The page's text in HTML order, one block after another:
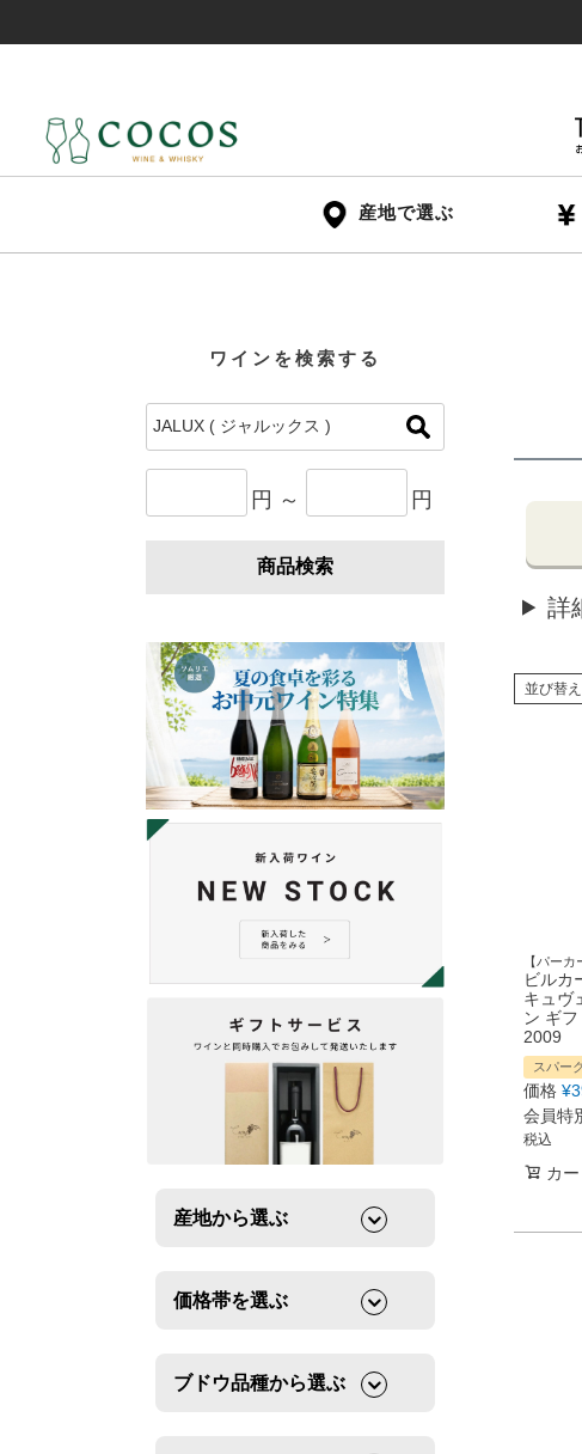
産地で選ぶ
ワインを検索する
円 ～ 円
商品検索
産地から選ぶ
価格帯を選ぶ
ブドウ品種から選ぶ
詳
並び替え
【パーカ
ビルカ
キュヴ
ン ギ
2009
スパー
価格 ¥
会員特
税込
カ